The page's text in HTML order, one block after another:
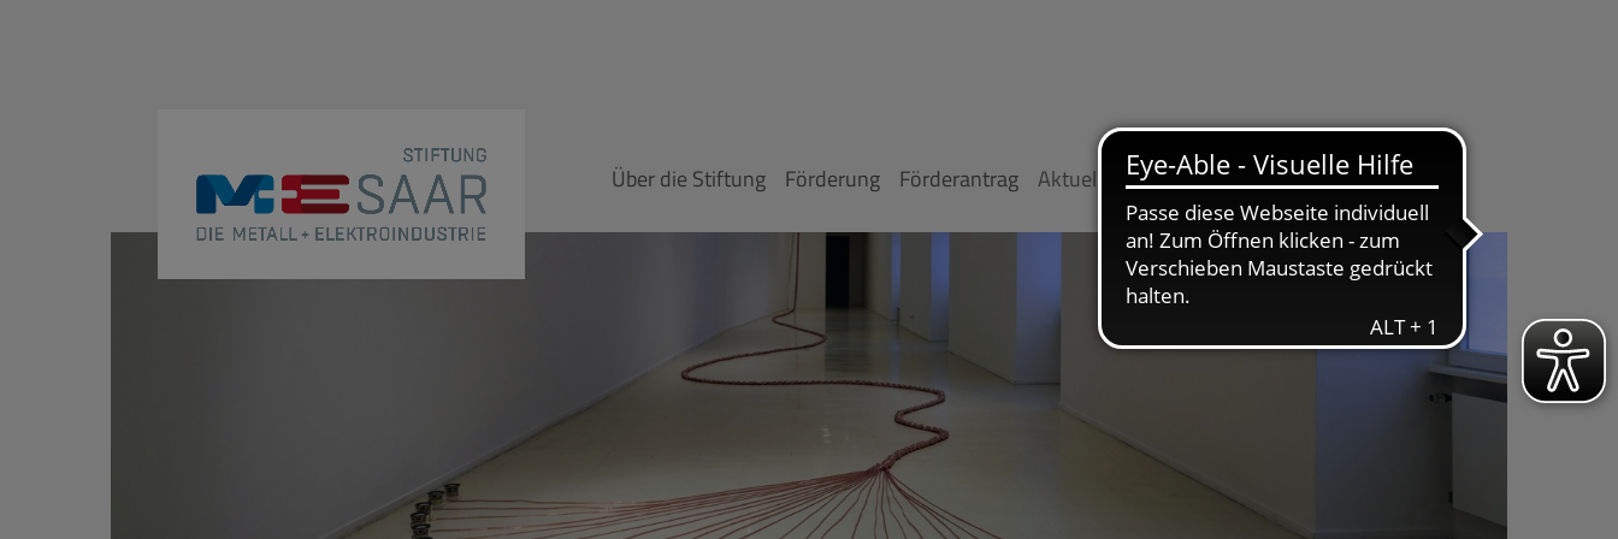
Über die Stiftung Förderung Förderantrag Aktuelles Kontakt